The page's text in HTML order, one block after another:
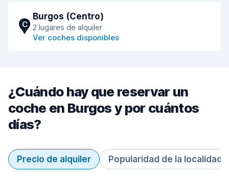
C
Burgos (Centro)
2 lugares de alquiler
Ver coches disponibles
¿Cuándo hay que reservar un
coche en Burgos y por cuántos
días?
Precio de alquiler Popularidad de la localidad